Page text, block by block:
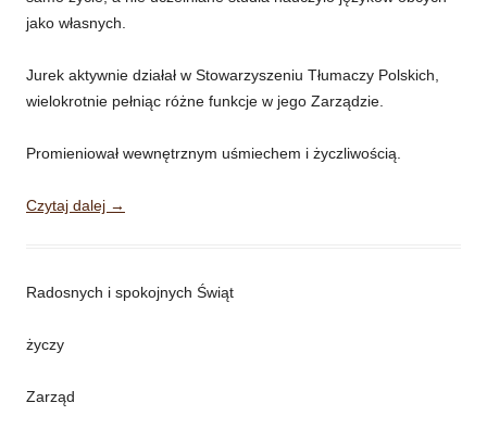
jako własnych.
Jurek aktywnie działał w Stowarzyszeniu Tłumaczy Polskich,
wielokrotnie pełniąc różne funkcje w jego Zarządzie.
Promieniował wewnętrznym uśmiechem i życzliwością.
Czytaj dalej →
Radosnych i spokojnych Świąt
życzy
Zarząd